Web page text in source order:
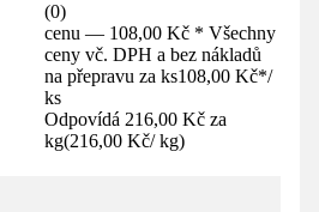
(0)
cenu — 108,00 Kč * Všechny
ceny vč. DPH a bez nákladů
na přepravu za ks108,00 Kč*/
ks
Odpovídá 216,00 Kč za
kg(216,00 Kč/ kg)